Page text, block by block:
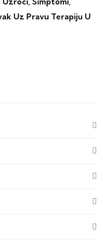
Uz Pravu Terapiju U